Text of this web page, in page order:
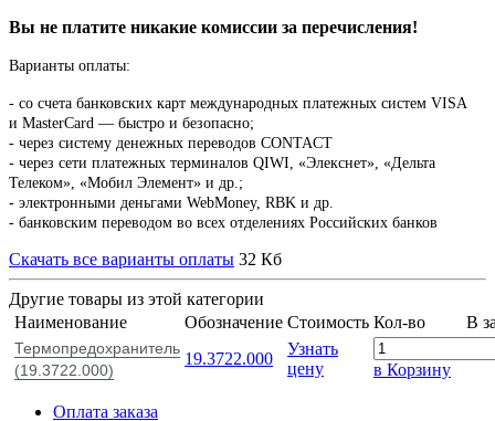
Вы не платите никакие комиссии за перечисления!
Варианты оплаты:
- со счета банковских карт международных платежных систем VISA
и MasterCard — быстро и безопасно;
- через систему денежных переводов CONTACT
- через сети платежных терминалов QIWI, «Элекснет», «Дельта
Телеком», «Мобил Элемент» и др.;
- электронными деньгами WebMoney, RBK и др.
- банковским переводом во всех отделениях Российских банков
Скачать все варианты оплаты 32 Кб
Другие товары из этой категории
Наименование
Обозначение Стоимость Кол-во В
Термопредохранитель
(19.3722.000)
19.3722.000
Узнать
цену
в Корзину
Оплата заказа